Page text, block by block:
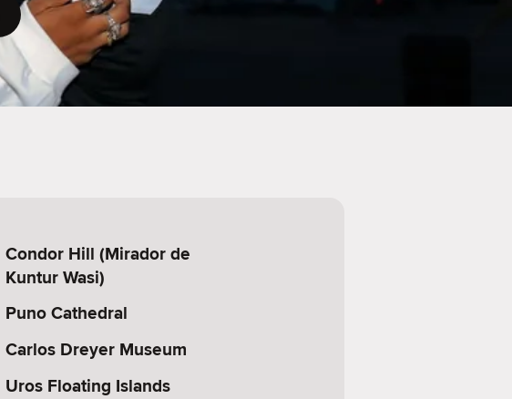
Condor Hill (Mirador de
Kuntur Wasi)
Puno Cathedral
Carlos Dreyer Museum
Uros Floating Islands